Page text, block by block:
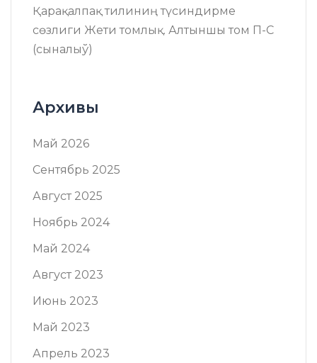
Қарақалпақ тилиниң түсиндирме
сөзлиги Жети томлық. Алтыншы том П-C
(сыналыў)
Архивы
Май 2026
Сентябрь 2025
Август 2025
Ноябрь 2024
Май 2024
Август 2023
Июнь 2023
Май 2023
Апрель 2023